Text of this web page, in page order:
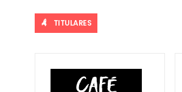
TITULARES